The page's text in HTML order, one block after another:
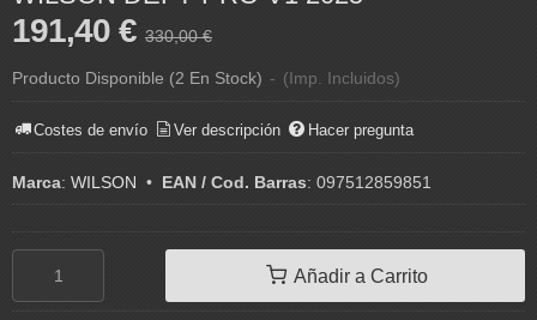
191,40 € 330,00 €
Producto Disponible (2 En Stock) - (Imp. Incluidos)
Costes de envío Ver descripción Hacer pregunta
Marca: WILSON • EAN / Cod. Barras: 097512859851
Añadir a Carrito